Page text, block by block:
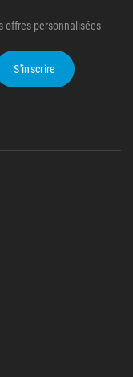
offres personnalisées
S'inscrire